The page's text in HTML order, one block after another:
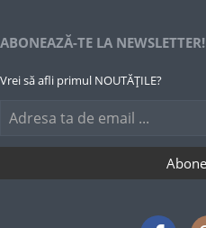
ABONEAZĂ-TE LA NEWSLETTER!
Vrei să afli primul NOUTĂȚILE?